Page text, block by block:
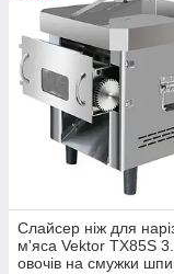
Слайсер ніж для
м'яса Vektor TX85S
овочів на смужки